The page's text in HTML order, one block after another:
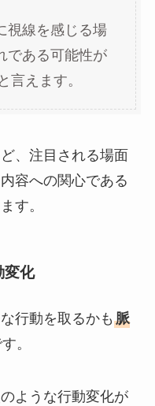
視線を感じる場
である可能性が
言えます。
、注目される場面
容への関心である
す。
変化
行動を取るかも 脈
。
ような行動変化が